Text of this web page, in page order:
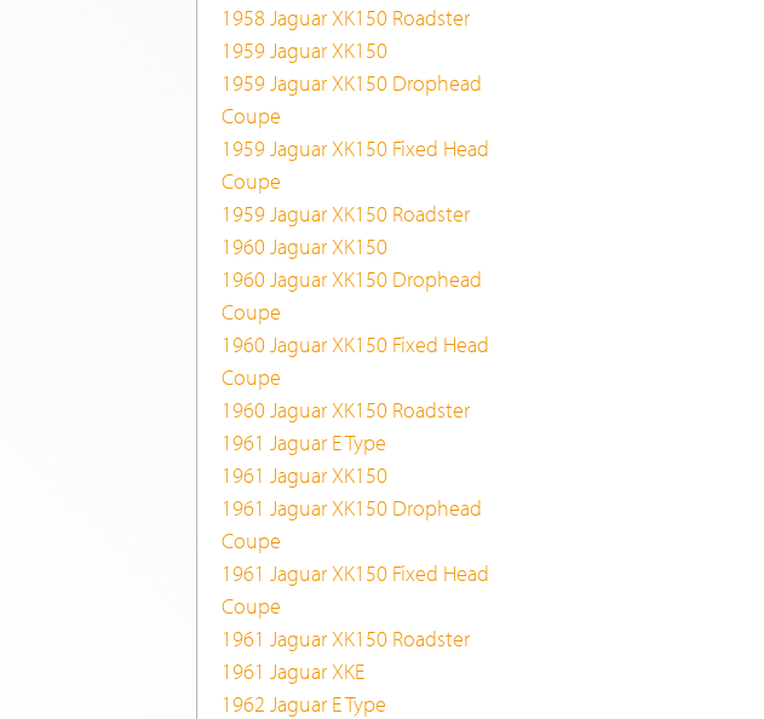
1958 Jaguar XK150 Roadster
1959 Jaguar XK150
1959 Jaguar XK150 Drophead
Coupe
1959 Jaguar XK150 Fixed Head
Coupe
1959 Jaguar XK150 Roadster
1960 Jaguar XK150
1960 Jaguar XK150 Drophead
Coupe
1960 Jaguar XK150 Fixed Head
Coupe
1960 Jaguar XK150 Roadster
1961 Jaguar E Type
1961 Jaguar XK150
1961 Jaguar XK150 Drophead
Coupe
1961 Jaguar XK150 Fixed Head
Coupe
1961 Jaguar XK150 Roadster
1961 Jaguar XKE
1962 Jaguar E Type